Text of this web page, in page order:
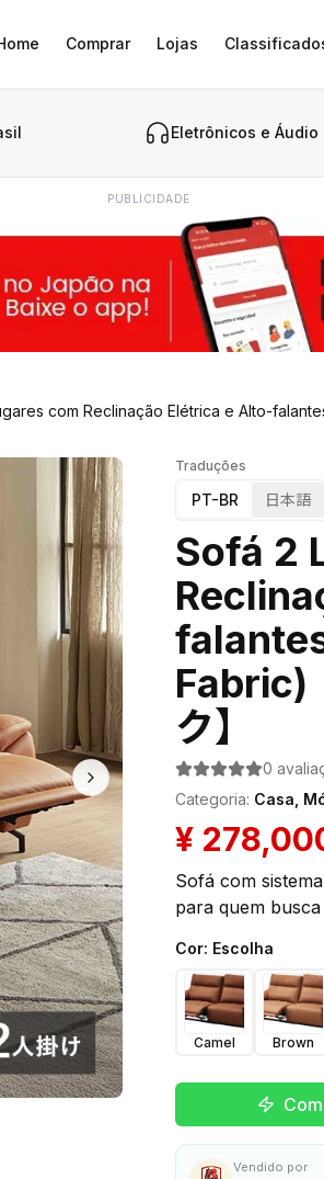
Comprar Lojas
Eletrônicos e Áudio
PUBLICIDADE
com Reclinação Elétrica e Alto-
Traduções
PT-BR 日本語
Sofá 2
Fabric)
ク】
0
Categoria: Casa,
¥
Sofá com
para quem
Cor: Escolha
Camel Brown
Vendido por